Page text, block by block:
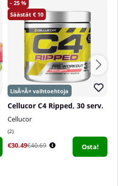
25
10
Cellucor C4 Ripped, 30 serv.
Cellucor
2
€30.49€40.69 Osta!